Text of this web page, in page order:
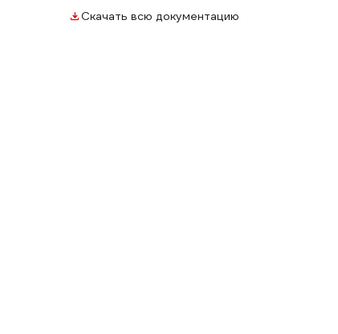
Скачать всю документацию